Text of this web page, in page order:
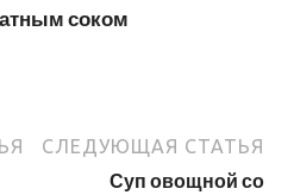
соком
СЛЕДУЮЩАЯ СТАТЬЯ
Суп овощной со